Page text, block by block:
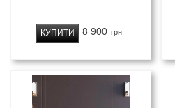
8 900 грн
КУПИТИ